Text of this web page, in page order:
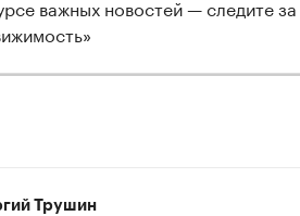
важных новостей — следите за
Трушин